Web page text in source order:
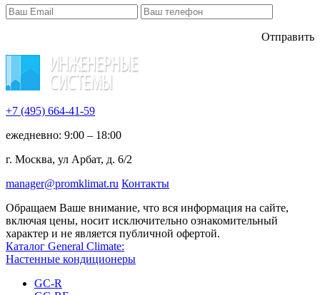
Отправить
+7 (495) 664-41-59
ежедневно: 9:00 – 18:00
г. Москва, ул Арбат, д. 6/2
manager@promklimat.ru Контакты
Обращаем Ваше внимание, что вся информация на сайте,
включая цены, носит исключительно ознакомительный
характер и не является публичной офертой.
Каталог General Climate:
Настенные кондиционеры
GC-R